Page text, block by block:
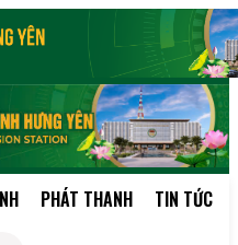
PHÁT THANH TIN TỨC